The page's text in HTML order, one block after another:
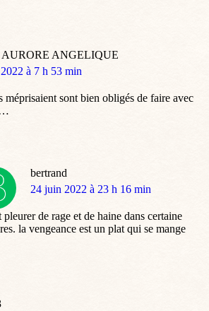
ANGELIQUE
à 7 h 53 min
méprisaient sont bien obligés de faire avec
…
bertrand
dit
24 juin 2022 à 23 h 16 min
pleurer de rage et de haine dans certaine
la vengeance est un plat qui se mange